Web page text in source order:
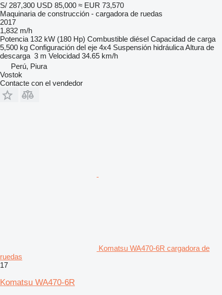
S/ 287,300 USD 85,000 ≈ EUR 73,570
Maquinaria de construcción - cargadora de ruedas
2017
1,832 m/h
Potencia 132 kW (180 Hp) Combustible diésel Capacidad de carga
5,500 kg Configuración del eje 4x4 Suspensión hidráulicaAltura de
descarga 3 m Velocidad 34.65 km/h
Perú, Piura
Vostok
Contacte con el vendedor
Komatsu WA470-6R cargadora de
ruedas
17
Komatsu WA470-6R